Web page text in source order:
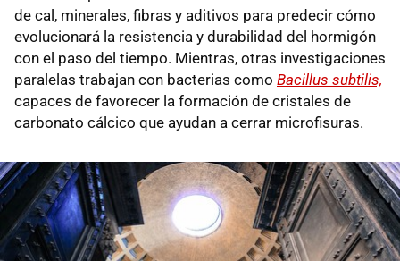
de cal, minerales, fibras y aditivos para predecir cómo
evolucionará la resistencia y durabilidad del hormigón
con el paso del tiempo. Mientras, otras investigaciones
paralelas trabajan con bacterias como Bacillus subtilis,
capaces de favorecer la formación de cristales de
carbonato cálcico que ayudan a cerrar microfisuras.